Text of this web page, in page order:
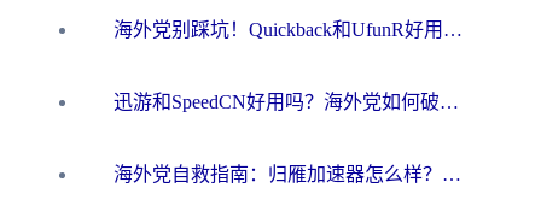
海外党别踩坑！Quickback和UfunR好用吗？选对回国加速器才能无缝刷国内资源
迅游和SpeedCN好用吗？海外党如何破解那道看不见的墙
海外党自救指南：归雁加速器怎么样？教你避开坑实现国内资源无缝访问